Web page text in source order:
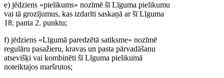
e) jēdziens «pielikums» nozīmē šī Līguma pielikumu
vai tā grozījumus, kas izdarīti saskaņā ar šī Līguma
18. panta 2. punktu;
f) jēdziens «Līgumā paredzētā satiksme» nozīmē
regulāru pasažieru, kravas un pasta pārvadāšanu
atsevišķi vai kombinēti šī Līguma pielikumā
noteiktajos maršrutos;